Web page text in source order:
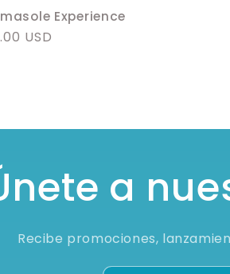
Experience
USD
a
Recibe promociones,